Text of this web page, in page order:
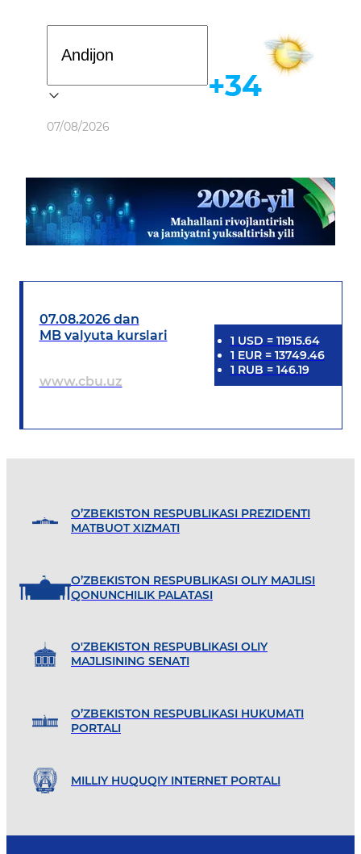
Ob-havo
07/08/2026
+34
07.08.2026 dan
MB valyuta kurslari
www.cbu.uz
1 USD = 11915.64
1 EUR= 13749.46
1 RUB = 146.19
O’ZBEKISTON RESPUBLIKASI PREZIDENTI
MATBUOT XIZMATI
O’ZBEKISTON RESPUBLIKASI OLIY MAJLISI
QONUNCHILIK PALATASI
O'ZBEKISTON RESPUBLIKASI OLIY
MAJLISINING SENATI
O’ZBEKISTON RESPUBLIKASI HUKUMATI
PORTALI
MILLIY HUQUQIY INTERNET PORTALI